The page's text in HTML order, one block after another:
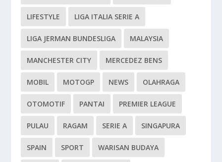
LIFESTYLE LIGA ITALIA SERIE A
LIGA JERMAN BUNDESLIGA MALAYSIA
MANCHESTER CITY MERCEDEZ BENS
MOBIL MOTOGP NEWS OLAHRAGA
OTOMOTIF PANTAI PREMIER LEAGUE
PULAU RAGAM SERIE A SINGAPURA
SPAIN SPORT WARISAN BUDAYA